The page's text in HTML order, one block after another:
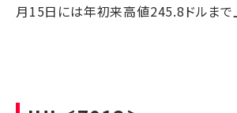
月15日には年初来高値245.8ドルまで